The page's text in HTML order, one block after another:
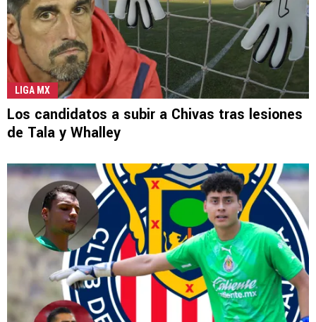
LIGA MX
Los candidatos a subir a Chivas tras lesiones
de Tala y Whalley